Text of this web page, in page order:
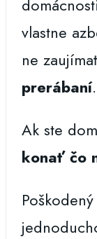
vlastne
ne
prerábaní.
Ak ste
konať čo